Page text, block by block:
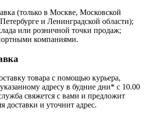
(только в Москве, Московской
и Ленинградской области);
или розничной точки продаж;
компаниями.
товара с помощью курьера,
адресу в будние дни* с 10.00
свяжется с вами и предложит
доставки и уточнит адрес.